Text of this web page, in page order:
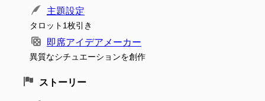
主題設定
タロット1枚引き
即席アイデアメーカー
異質なシチュエーションを創作
ストーリー